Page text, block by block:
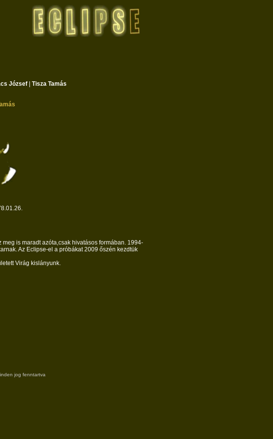
József Tisza Tamás
is maradt azóta,csak hivatásos formában. 1994-
Az Eclipse-el a próbákat 2009 őszén kezdtük
Virág kislányunk.
jog fenntartva